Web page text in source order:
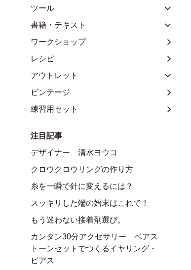
ツール
書籍・テキスト
ワークショップ
レシピ
アウトレット
ビンテージ
練習用セット
注目記事
デザイナー 清水ヨウコ
クロウクロウリングの作り方
糸を一瞬で針に変えるには？
スッキリした端の始末はこれで！
もう迷わない接着剤選び。
カンタン30分アクセサリー ペアス
トーンセットでつくるイヤリング・
ピアス